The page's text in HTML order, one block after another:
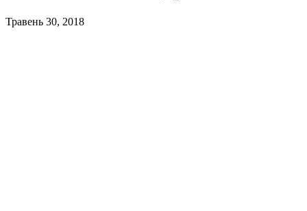
Травень 30, 2018